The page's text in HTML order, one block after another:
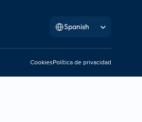
Spanish
CookiesPolítica de privacidad